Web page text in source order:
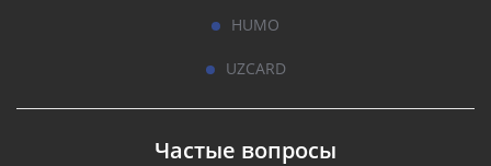
HUMO
UZCARD
Частые вопросы